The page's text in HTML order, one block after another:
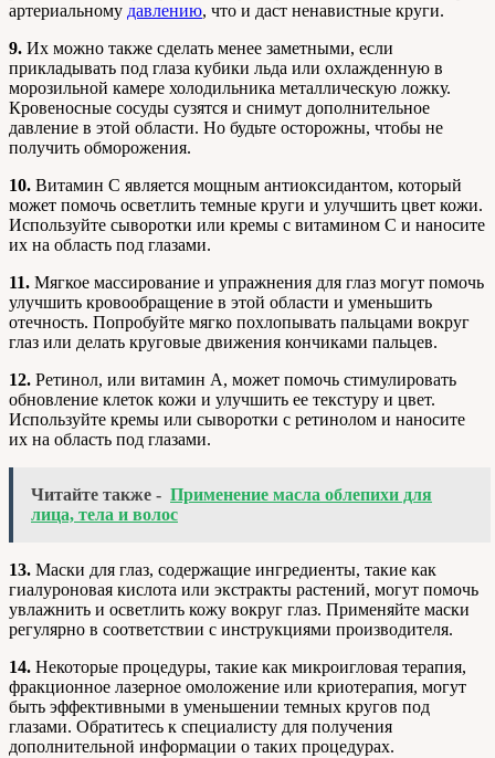
артериальному давлению, что и даст ненавистные круги.
9. Их можно также сделать менее заметными, если
прикладывать под глаза кубики льда или охлажденную в
морозильной камере холодильника металлическую ложку.
Кровеносные сосуды сузятся и снимут дополнительное
давление в этой области. Но будьте осторожны, чтобы не
получить обморожения.
10. Витамин С является мощным антиоксидантом, который
может помочь осветлить темные круги и улучшить цвет кожи.
Используйте сыворотки или кремы с витамином С и наносите
их на область под глазами.
11. Мягкое массирование и упражнения для глаз могут помочь
улучшить кровообращение в этой области и уменьшить
отечность. Попробуйте мягко похлопывать пальцами вокруг
глаз или делать круговые движения кончиками пальцев.
12. Ретинол, или витамин А, может помочь стимулировать
обновление клеток кожи и улучшить ее текстуру и цвет.
Используйте кремы или сыворотки с ретинолом и наносите
их на область под глазами.
Читайте также - Применение масла облепихи для
лица, тела и волос
13. Маски для глаз, содержащие ингредиенты, такие как
гиалуроновая кислота или экстракты растений, могут помочь
увлажнить и осветлить кожу вокруг глаз. Применяйте маски
регулярно в соответствии с инструкциями производителя.
14. Некоторые процедуры, такие как микроигловая терапия,
фракционное лазерное омоложение или криотерапия, могут
быть эффективными в уменьшении темных кругов под
глазами. Обратитесь к специалисту для получения
дополнительной информации о таких процедурах.